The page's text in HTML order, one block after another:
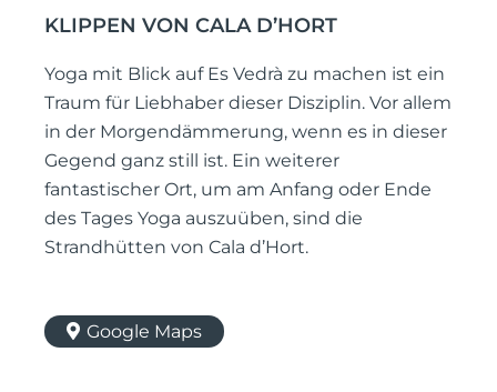
KLIPPEN VON CALA D’HORT
Yoga mit Blick auf Es Vedrà zu machen ist ein
Traum für Liebhaber dieser Disziplin. Vor allem
in der Morgendämmerung, wenn es in dieser
Gegend ganz still ist. Ein weiterer
fantastischer Ort, um am Anfang oder Ende
des Tages Yoga auszuüben, sind die
Strandhütten von Cala d’Hort.
Google Maps